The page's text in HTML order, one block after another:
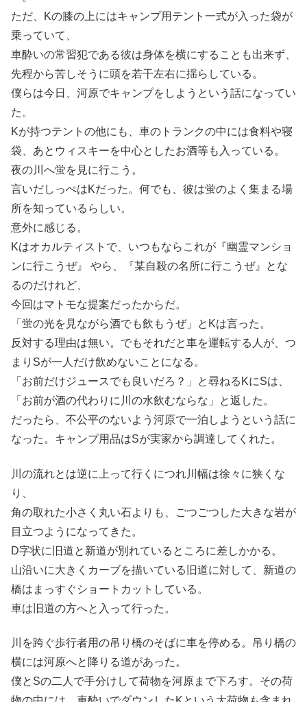
ただ、Kの膝の上にはキャンプ用テント一式が入った袋が
乗っていて、
車酔いの常習犯である彼は身体を横にすることも出来ず、
先程から苦しそうに頭を若干左右に揺らしている。
僕らは今日、河原でキャンプをしようという話になってい
た。
Kが持つテントの他にも、車のトランクの中には食料や寝
袋、あとウィスキーを中心としたお酒等も入っている。
夜の川へ蛍を見に行こう。
言いだしっぺはKだった。何でも、彼は蛍のよく集まる場
所を知っているらしい。
意外に感じる。
Kはオカルティストで、いつもならこれが『幽霊マンショ
ンに行こうぜ』 やら、『某自殺の名所に行こうぜ』とな
るのだけれど、
今回はマトモな提案だったからだ。
「蛍の光を見ながら酒でも飲もうぜ」とKは言った。
反対する理由は無い。でもそれだと車を運転する人が、つ
まりSが一人だけ飲めないことになる。
「お前だけジュースでも良いだろ？」と尋ねるKにSは、
「お前が酒の代わりに川の水飲むならな」と返した。
だったら、不公平のないよう河原で一泊しようという話に
なった。キャンプ用品はSが実家から調達してくれた。
川の流れとは逆に上って行くにつれ川幅は徐々に狭くな
り、
角の取れた小さく丸い石よりも、ごつごつした大きな岩が
目立つようになってきた。
D字状に旧道と新道が別れているところに差しかかる。
山沿いに大きくカーブを描いている旧道に対して、新道の
橋はまっすぐショートカットしている。
車は旧道の方へと入って行った。
川を跨ぐ歩行者用の吊り橋のそばに車を停める。吊り橋の
横には河原へと降りる道があった。
僕とSの二人で手分けして荷物を河原まで下ろす。その荷